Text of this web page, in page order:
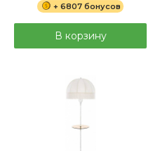
+ 6807 бонусов
В корзину